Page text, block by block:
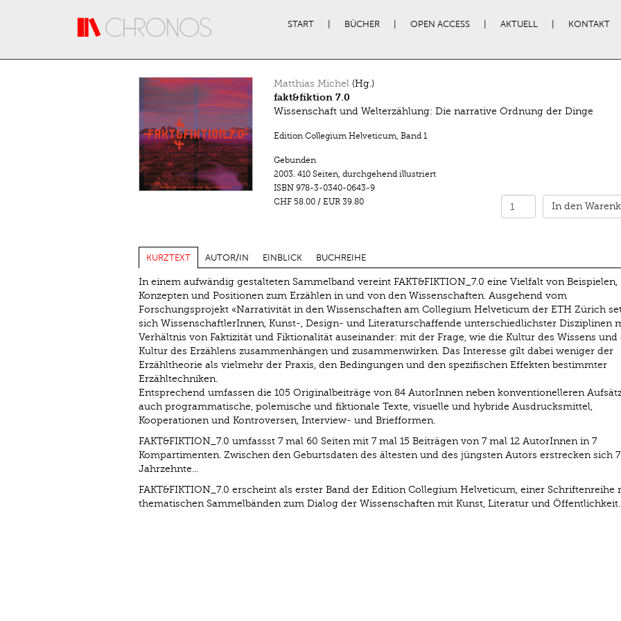
START BÜCHER OPEN ACCESS AKTUELL KONTAKT
Matthias Michel(Hg.)
fakt&fiktion 7.0
Wissenschaft und Welterzählung: Die narrative Ordnung der Dinge
Edition Collegium Helveticum, Band 1
Gebunden
2003. 410 Seiten, durchgehend illustriert
ISBN 978-3-0340-0643-9
CHF 58.00/ EUR 39.80 In den
KURZTEXT AUTOR/IN EINBLICK BUCHREIHE
In einem aufwändig gestalteten Sammelband vereint FAKT&FIKTION_7.0 eine Vielfalt von Beispielen,
Konzepten und Positionen zum Erzählen in und von den Wissenschaften. Ausgehend vom
Forschungsprojekt «Narrativität in den Wissenschaften am Collegium Helveticum der ETH Zürich
sich WissenschaftlerInnen, Kunst-, Design- und Literaturschaffende unterschiedlichster Disziplinen
Verhältnis von Faktizität und Fiktionalität auseinander: mit der Frage, wie die Kultur des Wissens und
Kultur des Erzählens zusammenhängen und zusammenwirken. Das Interesse gilt dabei weniger der
Erzähltheorie als vielmehr der Praxis, den Bedingungen und den spezifischen Effekten bestimmter
Erzähltechniken.
Entsprechend umfassen die 105 Originalbeiträge von 84 AutorInnen neben konventionelleren
auch programmatische, polemische und fiktionale Texte, visuelle und hybride Ausdrucksmittel,
Kooperationen und Kontroversen, Interview- und Briefformen.
FAKT&FIKTION_7.0 umfassst 7 mal 60 Seiten mit 7 mal 15 Beiträgen von 7 mal 12 AutorInnen in 7
Kompartimenten. Zwischen den Geburtsdaten des ältesten und des jüngsten Autors erstrecken sich 7
Jahrzehnte...
FAKT&FIKTION_7.0 erscheint als erster Band der Edition Collegium Helveticum, einer Schriftenreihe
thematischen Sammelbänden zum Dialog der Wissenschaften mit Kunst, Literatur und Öffentlichkeit.